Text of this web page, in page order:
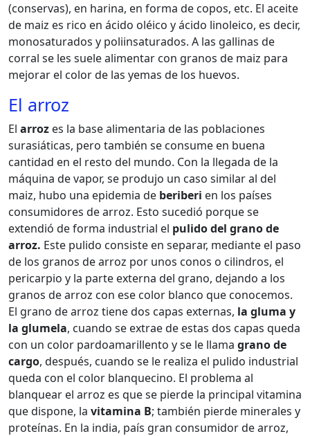
(conservas), en harina, en forma de copos, etc. El aceite
de maiz es rico en ácido oléico y ácido linoleico, es decir,
monosaturados y poliinsaturados. A las gallinas de
corral se les suele alimentar con granos de maiz para
mejorar el color de las yemas de los huevos.
El arroz
El arroz es la base alimentaria de las poblaciones
surasiáticas, pero también se consume en buena
cantidad en el resto del mundo. Con la llegada de la
máquina de vapor, se produjo un caso similar al del
maiz, hubo una epidemia de beriberi en los países
consumidores de arroz. Esto sucedió porque se
extendió de forma industrial el pulido del grano de
arroz. Este pulido consiste en separar, mediante el paso
de los granos de arroz por unos conos o cilindros, el
pericarpio y la parte externa del grano, dejando a los
granos de arroz con ese color blanco que conocemos.
El grano de arroz tiene dos capas externas, la gluma y
la glumela, cuando se extrae de estas dos capas queda
con un color pardoamarillento y se le llama grano de
cargo, después, cuando se le realiza el pulido industrial
queda con el color blanquecino. El problema al
blanquear el arroz es que se pierde la principal vitamina
que dispone, la vitamina B; también pierde minerales y
proteínas. En la india, país gran consumidor de arroz,